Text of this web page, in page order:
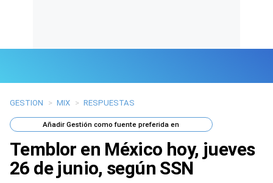
Últimas Noticias
Mi Bolsillo
Respuestas
GESTION > MIX > RESPUESTAS
AñadirGestión como fuente preferida en
Temblor en México hoy, jueves
26 de junio, según SSN